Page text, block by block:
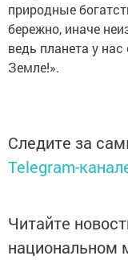
природные
бережно, иначе
ведь планета у
Земле!».
Следите за
Telegram-
Читайте
национальном